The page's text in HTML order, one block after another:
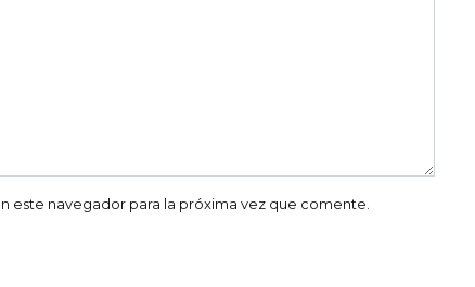
navegador para la próxima vez que comente.